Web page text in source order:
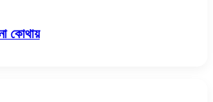
কোথায়